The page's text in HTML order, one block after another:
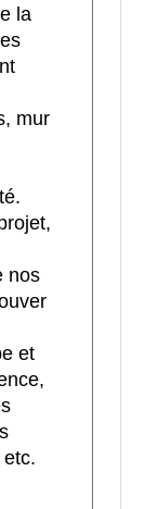
la
mur
nos
et